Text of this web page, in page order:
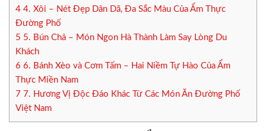
4 4. Xôi – Nét Đẹp Dân Dã, Đa Sắc Màu Của Ẩm Thực
Đường Phố
5 5. Bún Chả – Món Ngon Hà Thành Làm Say Lòng Du
Khách
6 6. Bánh Xèo và Cơm Tấm – Hai Niềm Tự Hào Của Ẩm
Thực Miền Nam
7 7. Hương Vị Độc Đáo Khác Từ Các Món Ăn Đường Phố
Việt Nam